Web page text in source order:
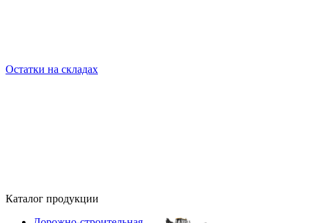
Остатки на складах
Каталог продукции